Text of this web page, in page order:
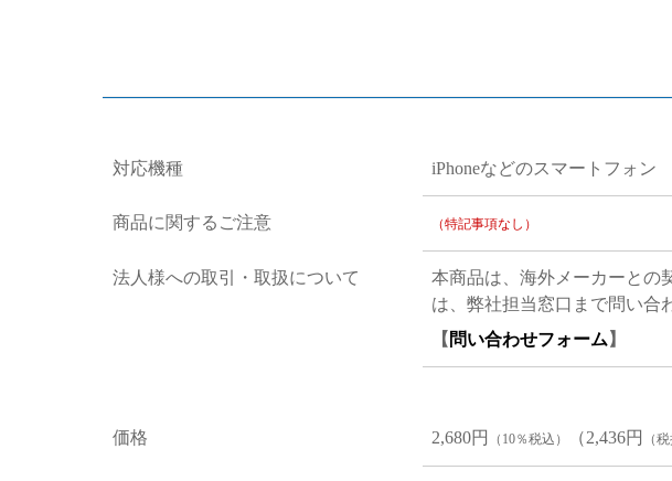
対応機種 iPhoneなどのスマートフォン
商品に関するご注意 （特記事項なし）
法人様への取引・取扱について
本商品は、海外メーカーとの
は、弊社担当窓口まで問い合
【 問い合わせフォーム 】
価格 2,680円 （10％税込） （2,436円 （税